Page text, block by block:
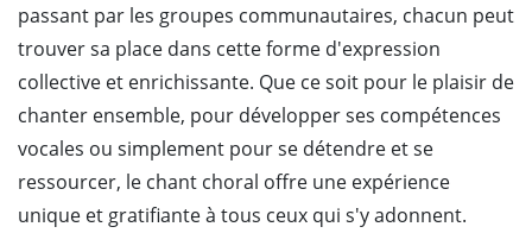
passant par les groupes communautaires, chacun peut
trouver sa place dans cette forme d'expression
collective et enrichissante. Que ce soit pour le plaisir de
chanter ensemble, pour développer ses compétences
vocales ou simplement pour se détendre et se
ressourcer, le chant choral offre une expérience
unique et gratifiante à tous ceux qui s'y adonnent.